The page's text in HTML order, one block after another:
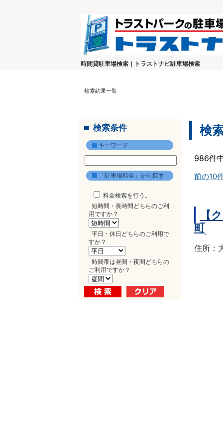
時間貸駐車場検索｜トラストナビ駐車場検索
検索結果一覧
検索条件
キーワード
「駐車場料金」から探す
料金検索を行う。
短時間・長時間どちらのご利
用ですか？
平日・休日どちらのご利用で
すか？
時間帯は昼間・夜間どちらの
ご利用ですか？
検
986件
前の10
【
町
住所：